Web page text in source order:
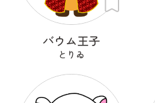
バウム王子
とりゐ